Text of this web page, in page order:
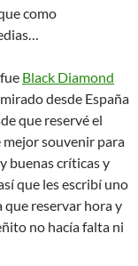
como
Black Diamond
desde España
que reservé el
mejor souvenir para
buenas críticas y
que les escribí uno
que reservar hora y
no hacía falta ni